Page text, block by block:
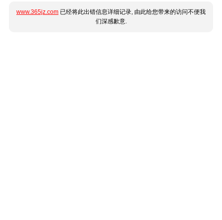
www.365jz.com 已经将此出错信息详细记录, 由此给您带来的访问不便我
们深感歉意.